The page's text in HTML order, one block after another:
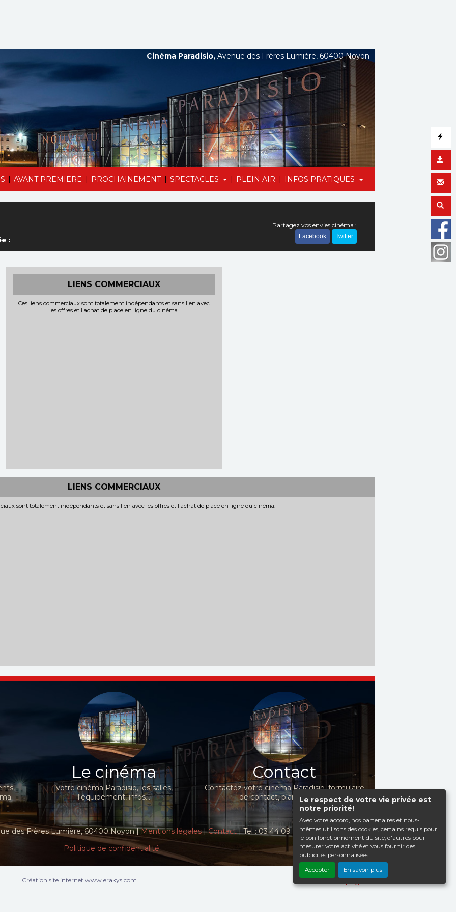
Le respect de votre vie privée est
notre priorité!
Avec votre accord, nos partenaires et nous-
mêmes utilisons des cookies, certains requis pour
le bon fonctionnement du site, d'autres pour
mesurer votre activité et vous fournir des
publicités personnalisées.
Accepter En savoir plus
| AVANT PREMIERE | PROCHAINEMENT | SPECTACLES | PLEIN AIR | INFOS PRATIQUES
Cinéma Paradisio, Avenue des Frères Lumière, 60400 Noyon
:
Partagez vos envies cinéma :
Facebook Twitter
LIENS COMMERCIAUX
Ces liens commerciaux sont totalement indépendants et sans lien avec
les offres et l'achat de place en ligne du cinéma.
LIENS COMMERCIAUX
sont totalement indépendants et sans lien avec les offres et l'achat de place en ligne du cinéma.
Le cinéma
Votre cinéma Paradisio, les salles,
l'équipement, infos...
Contact
Contactez votre cinéma Paradisio, formulaire
de contact, plan d'accès...
des Frères Lumière, 60400 Noyon |Mentions légales|Contact| Tel : 03 44 09 41 98
Politique de confidentialité
Haut de page
Création site internet www.erakys.com